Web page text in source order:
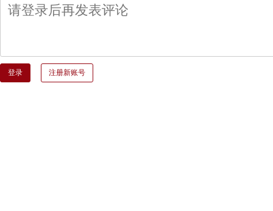
登录 注册新账号